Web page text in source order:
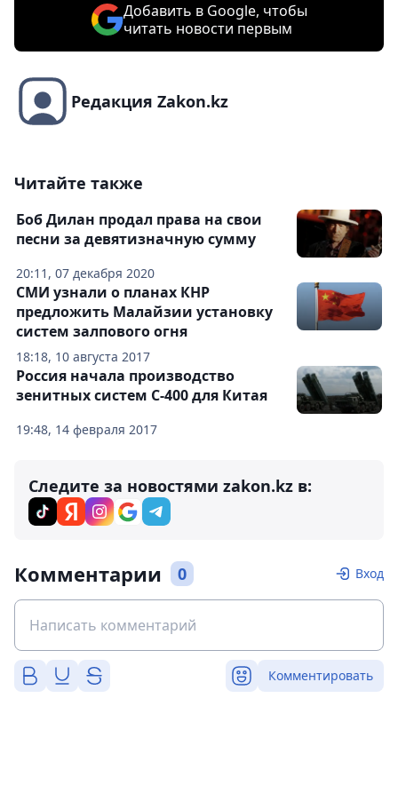
Добавить в Google, чтобы
читать новости первым
Редакция Zakon.kz
Читайте также
20:11, 07 декабря 2020
Боб Дилан продал права на свои
песни за девятизначную сумму
18:18, 10 августа 2017
СМИ узнали о планах КНР
предложить Малайзии установку
систем залпового огня
19:48, 14 февраля 2017
Россия начала производство
зенитных систем С-400 для Китая
Следите за новостями zakon.kz в:
Комментарии 0 Вход
Комментировать